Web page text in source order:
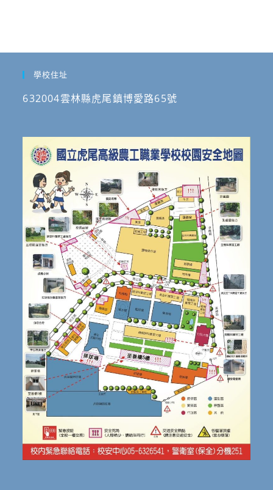
學校住址
632004雲林縣虎尾鎮博愛路65號